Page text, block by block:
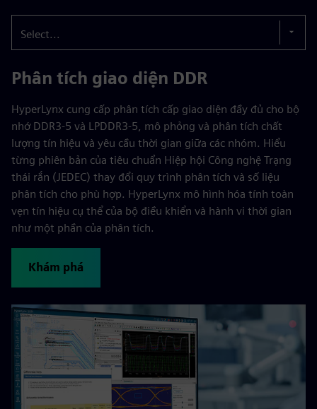
Select...
Phân tích giao diện DDR
HyperLynx cung cấp phân tích cấp giao diện đầy đủ cho bộ
nhớ DDR3-5 và LPDDR3-5, mô phỏng và phân tích chất
lượng tín hiệu và yêu cầu thời gian giữa các nhóm. Hiểu
từng phiên bản của tiêu chuẩn Hiệp hội Công nghệ Trạng
thái rắn (JEDEC) thay đổi quy trình phân tích và số liệu
phân tích cho phù hợp. HyperLynx mô hình hóa tính toàn
vẹn tín hiệu cụ thể của bộ điều khiển và hành vi thời gian
như một phần của phân tích.
Khám phá